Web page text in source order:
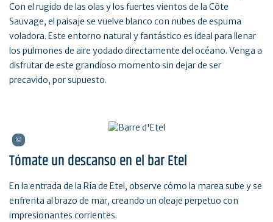
Con el rugido de las olas y los fuertes vientos de la Côte
Sauvage, el paisaje se vuelve blanco con nubes de espuma
voladora. Este entorno natural y fantástico es ideal para llenar
los pulmones de aire yodado directamente del océano. Venga a
disfrutar de este grandioso momento sin dejar de ser
precavido, por supuesto.
Tómate un descanso en el bar Etel
En la entrada de la Ría de Etel, observe cómo la marea sube y se
enfrenta al brazo de mar, creando un oleaje perpetuo con
impresionantes corrientes.